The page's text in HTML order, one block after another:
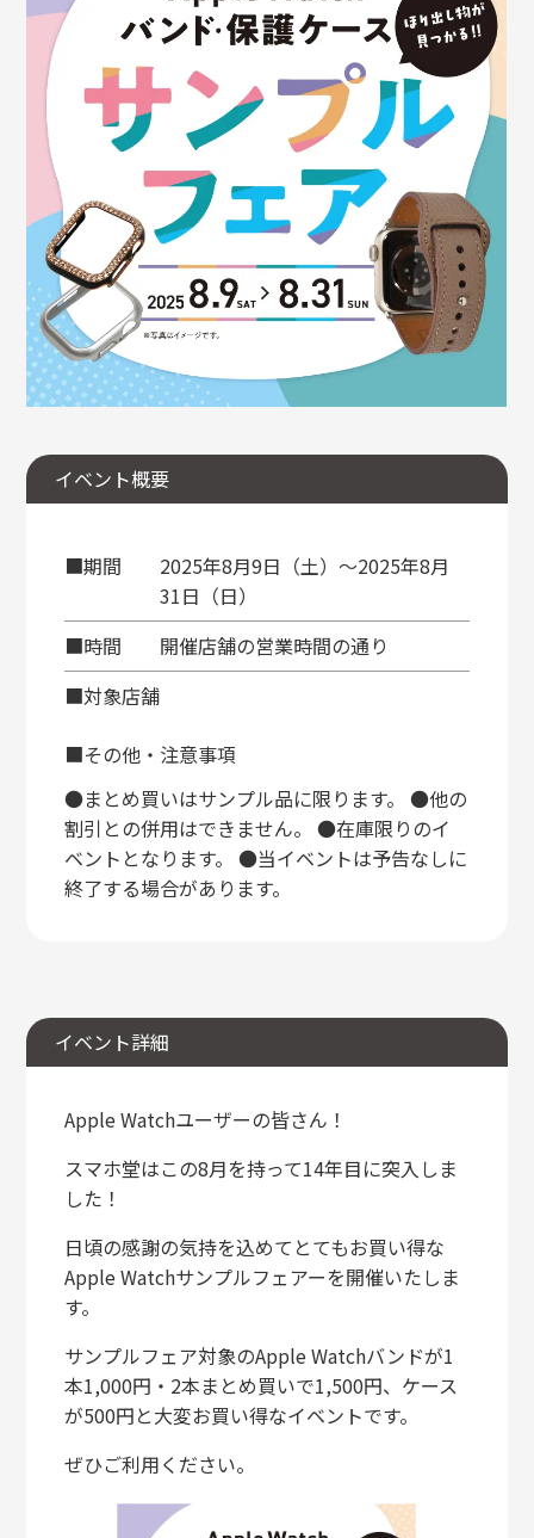
イベント概要
■期間
2025年8月9日（土）〜2025年8月
31日（日）
■時間
開催店舗の営業時間の通り
■対象店舗
■その他・注意事項
●まとめ買いはサンプル品に限ります。 ●他の
割引との併用はできません。 ●在庫限りのイ
ベントとなります。 ●当イベントは予告なしに
終了する場合があります。
イベント詳細
Apple Watchユーザーの皆さん！
スマホ堂はこの8月を持って14年目に突入しま
した！
日頃の感謝の気持を込めてとてもお買い得な
Apple Watchサンプルフェアーを開催いたしま
す。
サンプルフェア対象のApple Watchバンドが1
本1,000円・2本まとめ買いで1,500円、ケース
が500円と大変お買い得なイベントです。
ぜひご利用ください。